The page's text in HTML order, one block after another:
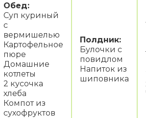
Обед:
Суп куриный
с
вермишелью
Картофельное
пюре
Домашние
котлеты
2 кусочка
хлеба
Компот из
сухофруктов
Полдник:
Булочки с
повидлом
Напиток из
шиповника